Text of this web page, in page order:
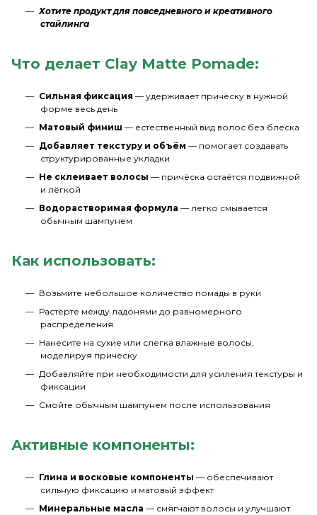
Хотите продукт для повседневного и креативного
стайлинга
Что делает Clay Matte Pomade:
Сильная фиксация — удерживает причёску в нужной
форме весь день
Матовый финиш — естественный вид волос без блеска
Добавляет текстуру и объём — помогает создавать
структурированные укладки
Не склеивает волосы — причёска остаётся подвижной
и лёгкой
Водорастворимая формула — легко смывается
обычным шампунем
Как использовать:
Возьмите небольшое количество помады в руки
Растёрте между ладонями до равномерного
распределения
Нанесите на сухие или слегка влажные волосы,
моделируя причёску
Добавляйте при необходимости для усиления текстуры и
фиксации
Смойте обычным шампунем после использования
Активные компоненты:
Глина и восковые компоненты — обеспечивают
сильную фиксацию и матовый эффект
Минеральные масла — смягчают волосы и улучшают